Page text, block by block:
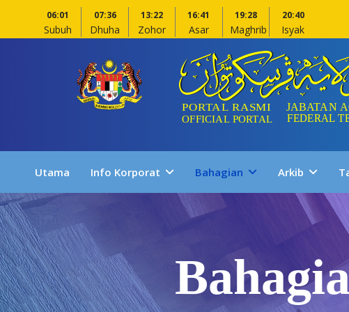
06:01
Subuh
07:36
Dhuha
13:22
Zohor
16:41
Asar
19:28
Maghrib
20:40
Isyak
Utama Info Korporat Bahagian Arkib